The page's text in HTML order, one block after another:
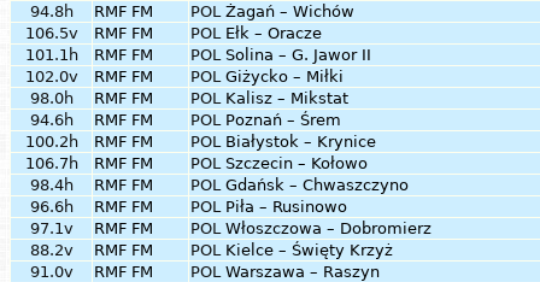
94.8h
RMF FM POL Żagań – Wichów
106.5v
RMF FM POL Ełk – Oracze
101.1h
RMF FM POL Solina – G. Jawor II
102.0v
RMF FM POL Giżycko – Miłki
98.0h
RMF FM POL Kalisz – Mikstat
94.6h
RMF FM POL Poznań – Śrem
100.2h
RMF FM POL Białystok – Krynice
106.7h
RMF FM POL Szczecin – Kołowo
98.4h
RMF FM POL Gdańsk – Chwaszczyno
96.6h
RMF FM POL Piła – Rusinowo
97.1v
RMF FM POL Włoszczowa – Dobromierz
88.2v
RMF FM POL Kielce – Święty Krzyż
91.0v
RMF FM POL Warszawa – Raszyn